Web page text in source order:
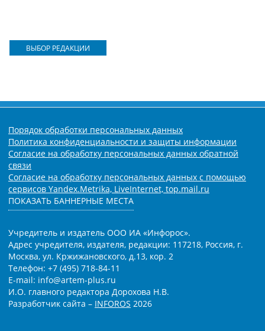
ВЫБОР РЕДАКЦИИ
Порядок обработки персональных данных
Политика конфиденциальности и защиты информации
Согласие на обработку персональных данных обратной
связи
Согласие на обработку персональных данных с помощью
сервисов Yandex.Metrika, LiveInternet, top.mail.ru
ПОКАЗАТЬ БАННЕРНЫЕ МЕСТА
Учредитель и издатель ООО ИА «Инфорос».
Адрес учредителя, издателя, редакции: 117218, Россия, г.
Москва, ул. Кржижановского, д.13, кор. 2
Телефон: +7 (495) 718-84-11
E-mail: info@artem-plus.ru
И.О. главного редактора Дорохова Н.В.
Разработчик сайта – INFOROS 2026